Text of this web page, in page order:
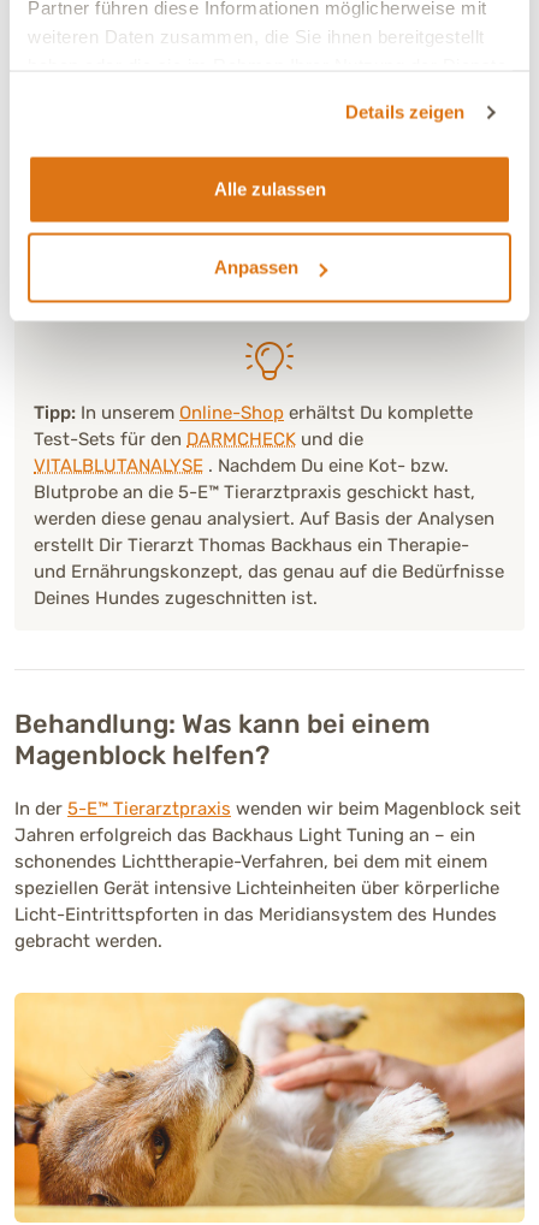
Partner führen diese Informationen möglicherweise mit
weiteren Daten zusammen, die Sie ihnen bereitgestellt
Details zeigen
Alle zulassen
Anpassen
Auch eine mikroskopische Betrachtung des Bluts kann
Dunkelfeldmikroskop können Strukturen sichtbar werden,
Unsere Erfahrung zeigt, dass sich bei bestimmten
Störungen im Magen-Darm-Trakt häufig gasähnliche
Strukturen oder veränderte Zellbilder beobachten lassen.
Diese Analysen ersetzen keine Diagnose, können aber zur
ganzheitlichen Betrachtung beitragen.
Tipp: In unserem Online-Shop erhältst Du komplette
Test-Sets für den DARMCHECK und die
VITALBLUTANALYSE . Nachdem Du eine Kot- bzw.
Blutprobe an die 5-E™ Tierarztpraxis geschickt hast,
werden diese genau analysiert. Auf Basis der Analysen
erstellt Dir Tierarzt Thomas Backhaus ein Therapie-
und Ernährungskonzept, das genau auf die Bedürfnisse
Deines Hundes zugeschnitten ist.
Behandlung: Was kann bei einem
Magenblock helfen?
In der 5-E™ Tierarztpraxis wenden wir beim Magenblock seit
Jahren erfolgreich das Backhaus Light Tuning an – ein
schonendes Lichttherapie-Verfahren, bei dem mit einem
speziellen Gerät intensive Lichteinheiten über körperliche
Licht-Eintrittspforten in das Meridiansystem des Hundes
gebracht werden.